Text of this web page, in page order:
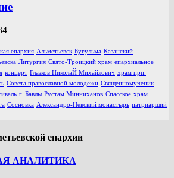
епархия Альметьевск Бугульма Казанский
Литургия Свято-Троицкий храм епархиальное
концерт Глазков НиколаЙ Михайлович храм прп.
Совета православной молодежи Священномученик
г. Бавлы Рустам Минниханов Спасское храм
Сосновка Александро-Невский монастырь патриарший
епархии
АНАЛИТИКА